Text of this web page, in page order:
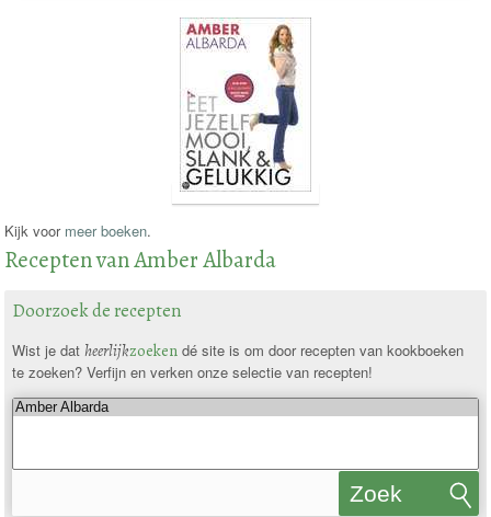
Kijk voor meer boeken.
Recepten van Amber Albarda
Doorzoek de recepten
Wist je dat heerlijkzoekendé site is om door recepten van kookboeken
te zoeken? Verfijn en verken onze selectie van recepten!
Zoek